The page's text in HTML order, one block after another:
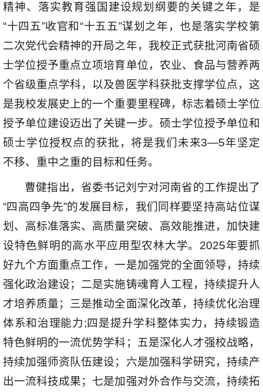
精神、落实教育强国建设规划纲要的关键之年，是
“十四五”收官和“十五五”谋划之年，也是落实学校第
二次党代会精神的开局之年，我校正式获批河南省硕
士学位授予重点立项培育单位，农业、食品与营养两
个省级重点学科，以及兽医学科获批支撑学位点，这
是我校发展史上的一个重要里程碑，标志着硕士学位
授予单位建设迈出了关键一步。硕士学位授予单位和
硕士学位授权点的获批，将是我们未来3—5年坚定
不移、重中之重的目标和任务。
曹健指出，省委书记刘宁对河南省的工作提出了
“四高四争先”的发展目标，我们同样要坚持高站位谋
划、高标准落实、高质量突破、高效能推进，加快建
设特色鲜明的高水平应用型农林大学。2025年要抓
好九个方面重点工作，一是加强党的全面领导，持续
强化政治建设；二是实施铸魂育人工程，持续提升人
才培养质量；三是推动全面深化改革，持续优化治理
体系和治理能力;四是提升学科整体实力，持续锻造
特色鲜明的一流优势学科；五是深化人才强校战略，
持续加强师资队伍建设；六是加强科学研究，持续产
出一流科技成果；七是加强对外合作与交流，持续拓